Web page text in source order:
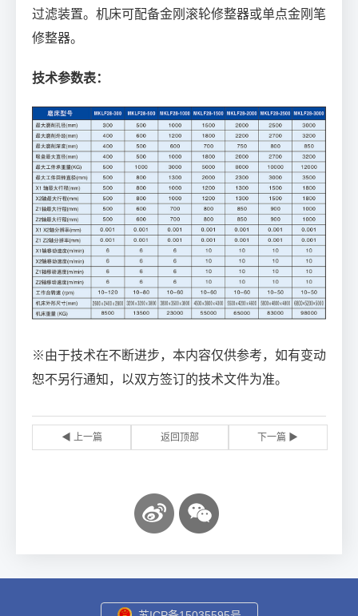
过滤装置。机床可配备金刚滚轮修整器或单点金刚笔
修整器。
技术参数表：
※由于技术在不断进步，本内容仅供参考，如有变动
恕不另行通知，以双方签订的技术文件为准。
◀ 上一篇 返回顶部 下一篇 ▶